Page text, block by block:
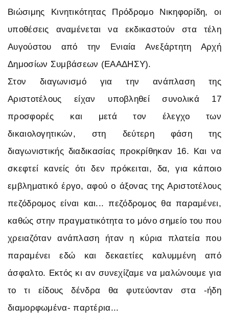
Βιώσιμης Κινητικότητας Πρόδρομο Νικηφορίδη, οι
υποθέσεις αναμένεται να εκδικαστούν στα τέλη
Αυγούστου από την Ενιαία Ανεξάρτητη Αρχή
Δημοσίων Συμβάσεων (ΕΑΑΔΗΣΥ).
Στον διαγωνισμό για την ανάπλαση της
Αριστοτέλους είχαν υποβληθεί συνολικά 17
προσφορές και μετά τον έλεγχο των
δικαιολογητικών, στη δεύτερη φάση της
διαγωνιστικής διαδικασίας προκρίθηκαν 16. Και να
σκεφτεί κανείς ότι δεν πρόκειται, δα, για κάποιο
εμβληματικό έργο, αφού ο άξονας της Αριστοτέλους
πεζόδρομος είναι και... πεζόδρομος θα παραμένει,
καθώς στην πραγματικότητα το μόνο σημείο του που
χρειαζόταν ανάπλαση ήταν η κύρια πλατεία που
παραμένει εδώ και δεκαετίες καλυμμένη από
άσφαλτο. Εκτός κι αν συνεχίζαμε να μαλώνουμε για
το τι είδους δένδρα θα φυτεύονταν στα -ήδη
διαμορφωμένα- παρτέρια...